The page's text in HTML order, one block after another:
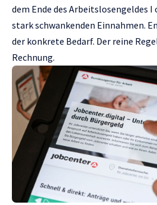
dem Ende des Arbeitslosengeldes
stark schwankenden Einnahmen.
der konkrete Bedarf. Der reine
Rechnung.